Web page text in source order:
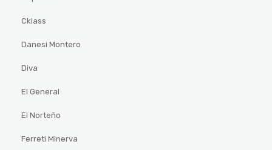
Cklass
Danesi Montero
Diva
El General
El Norteño
Ferreti Minerva